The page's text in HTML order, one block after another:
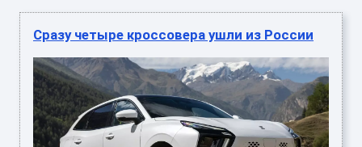
Сразу четыре кроссовера ушли из России